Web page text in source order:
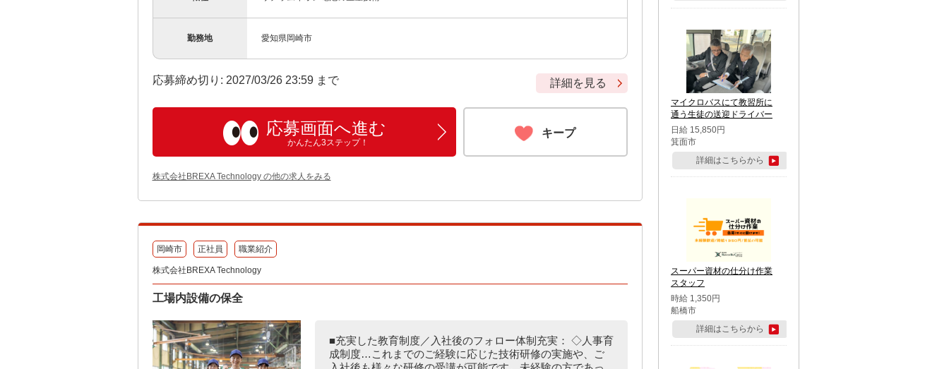
勤務地 愛知県岡崎市
応募締め切り: 2027/03/26 23:59 まで 詳細を見る
応募画面へ進む
かんたん3ステップ！
キープ
株式会社BREXA Technology の他の求人をみる
岡崎市 正社員 職業紹介
株式会社BREXA Technology
工場内設備の保全
■充実した教育制度／入社後のフォロー体制充実： ◇人事育
成制度…これまでのご経験に応じた技術研修の実施や、ご
マイクロバスにて教習所に
通う生徒の送迎ドライバー
日給 15,850円
箕面市
詳細はこちらから
スーパー資材の仕分け作業
スタッフ
時給 1,350円
船橋市
詳細はこちらから